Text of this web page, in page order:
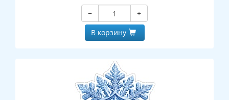
−
+
В корзину